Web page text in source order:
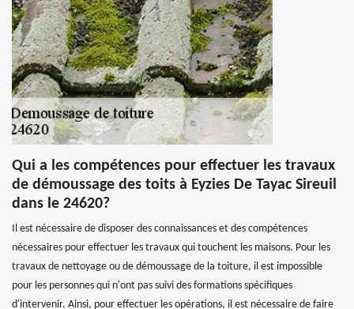
Qui a les compétences pour effectuer les travaux
de démoussage des toits à Eyzies De Tayac Sireuil
dans le 24620?
Il est nécessaire de disposer des connaissances et des compétences
nécessaires pour effectuer les travaux qui touchent les maisons. Pour les
travaux de nettoyage ou de démoussage de la toiture, il est impossible
pour les personnes qui n'ont pas suivi des formations spécifiques
d'intervenir. Ainsi, pour effectuer les opérations, il est nécessaire de faire